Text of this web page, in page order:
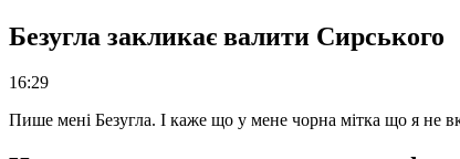
Безугла закликає валити Сирського
16:29
Пише мені Безугла. І каже що у мене чорна мітка що я не